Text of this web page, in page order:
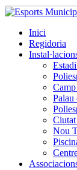
Inici
Regidoria
Camp
Palau
Nou